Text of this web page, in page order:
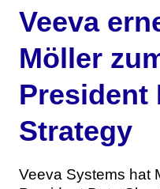
Veeva
Möller
President
Strategy
Veeva Systems hat